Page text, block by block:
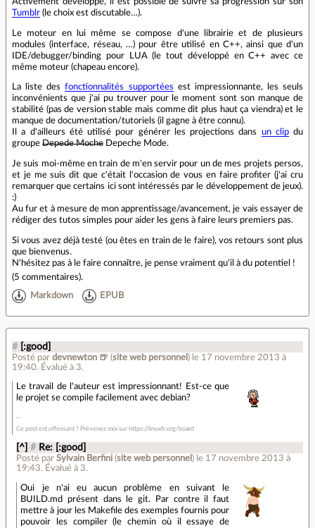
Tumblr (le choix est discutable…).
Le moteur en lui même se compose d'une librairie et de plusieurs
modules (interface, réseau, …) pour être utilisé en C++, ainsi que d'un
IDE/debugger/binding pour LUA (le tout développé en C++ avec ce
même moteur (chapeau encore).
La liste desfonctionnalités supportées est impressionnante, les seuls
inconvénients que j'ai pu trouver pour le moment sont son manque de
stabilité (pas de version stable mais comme dit plus haut ça viendra) et le
manque de documentation/tutoriels (il gagne à être connu).
Il a d'ailleurs été utilisé pour générer les projections dans un clipdu
groupe Depede Moche Depeche Mode.
Je suis moi-même en train de m'en servir pour un de mes projets persos,
et je me suis dit que c'était l'occasion de vous en faire profiter (j'ai cru
remarquer que certains ici sont intéressés par le développement de jeux).
:)
Au fur et à mesure de mon apprentissage/avancement, je vais essayer de
rédiger des tutos simples pour aider les gens à faire leurs premiers pas.
Si vous avez déjà testé (ou êtes en train de le faire), vos retours sont plus
que bienvenus.
N'hésitez pas à le faire connaître, je pense vraiment qu'il à du potentiel !
(5 commentaires).
Markdown EPUB
# [:good]
Posté par devnewton 🍺 (site web personnel ) le 17 novembre 2013 à
19:40. Évalué à 3.
Le travail de l'auteur est impressionnant! Est-ce que
le projet se compile facilement avec debian?
Ce post est offensant ? Prévenez moi sur https://linuxfr.org/board
[^] # Re: [:good]
Posté parSylvain Berfini (site web personnel ) le 17 novembre 2013 à
19:43. Évalué à 3.
Oui je n'ai eu aucun problème en suivant le
BUILD.md présent dans le git. Par contre il faut
mettre à jour les Makefile des exemples fournis pour
pouvoir les compiler (le chemin où il essaye de